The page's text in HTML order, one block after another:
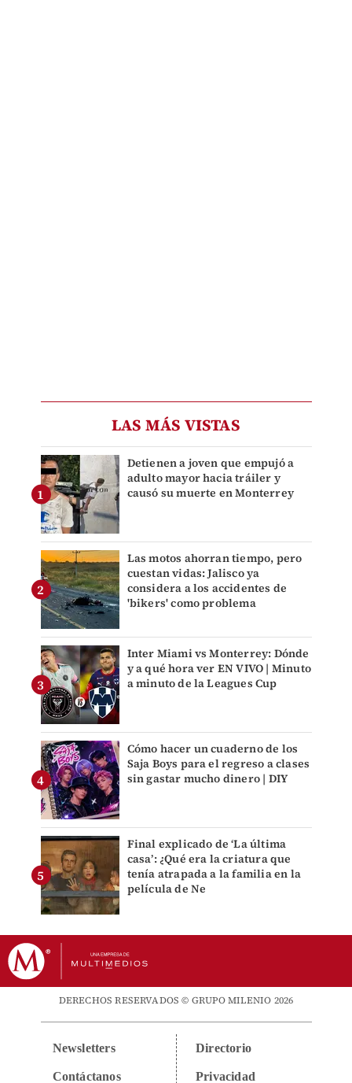
LAS MÁS VISTAS
Detienen a joven que empujó a
adulto mayor hacia tráiler y
causó su muerte en Monterrey
Las motos ahorran tiempo, pero
cuestan vidas: Jalisco ya
considera a los accidentes de
'bikers' como problema
Inter Miami vs Monterrey: Dónde
y a qué hora ver EN VIVO | Minuto
a minuto de la Leagues Cup
Cómo hacer un cuaderno de los
Saja Boys para el regreso a clases
sin gastar mucho dinero | DIY
Final explicado de ‘La última
casa’: ¿Qué era la criatura que
tenía atrapada a la familia en la
película de Ne
DERECHOS RESERVADOS © GRUPO MILENIO 2026
Newsletters
Contáctanos
Directorio
Privacidad